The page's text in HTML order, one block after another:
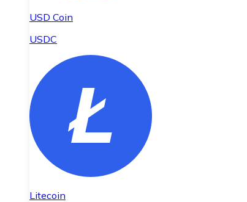
USD Coin
USDC
Litecoin